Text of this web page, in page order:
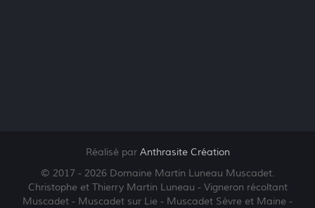
Réalisé par Anthrasite Création
© 2017 - 2026 Domaine Martin Luneau Muscadet.
Christophe et Thierry Martin Luneau - Vigneron récoltant
Muscadet - Muscadet sur Lie - Muscadet Sèvre et Maine -